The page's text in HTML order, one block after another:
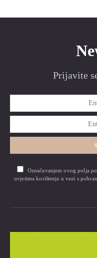
Prijavite
Označavanjem ovog polja
uvjetima korištenja u vezi s